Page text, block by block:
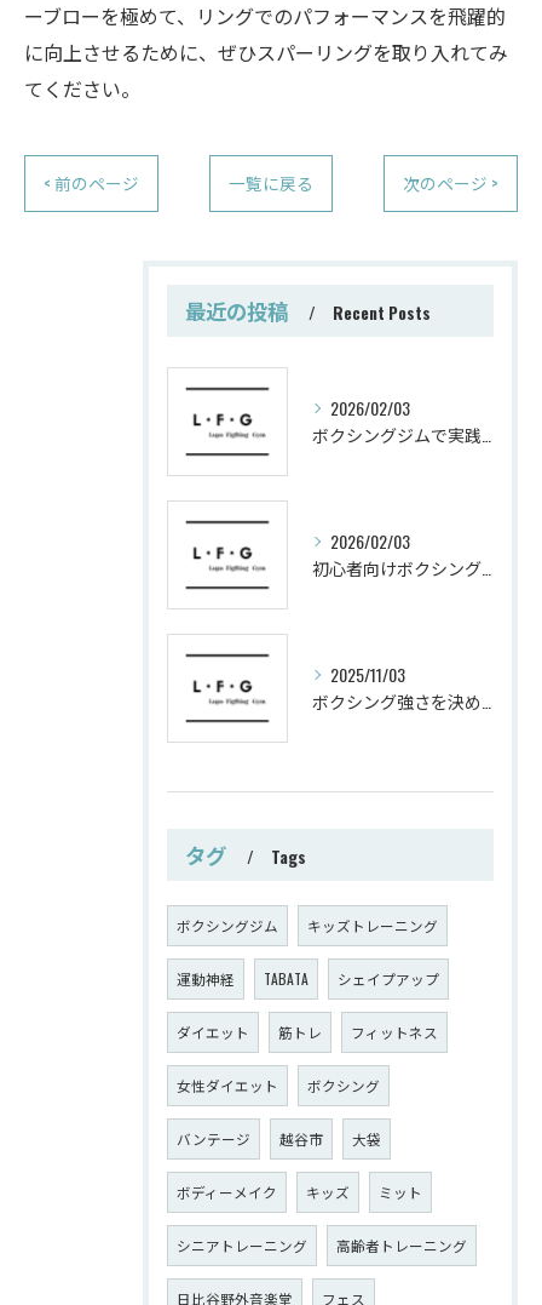
ーブローを極めて、リングでのパフォーマンスを飛躍的
に向上させるために、ぜひスパーリングを取り入れてみ
てください。
< 前のページ 一覧に戻る 次のページ >
最近の投稿 Recent Posts
2026/02/03
2026/02/03
2025/11/03
タグ Tags
ボクシングジム キッズトレーニング
運動神経 TABATA シェイプアップ
ダイエット 筋トレ フィットネス
女性ダイエット ボクシング
バンテージ 越谷市 大袋
ボディーメイク キッズ ミット
シニアトレーニング 高齢者トレーニング
日比谷野外音楽堂 フェス